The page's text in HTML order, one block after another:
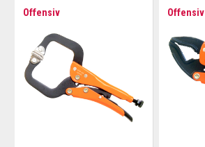
Offensiv Offensiv